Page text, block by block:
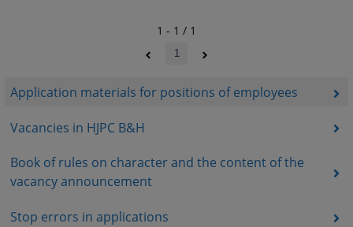
Application materials for positions of employees
Vacancies in HJPC B&H
Book of rules on character and the content of the
vacancy announcement
Stop errors in applications
1 - 1 / 1
1